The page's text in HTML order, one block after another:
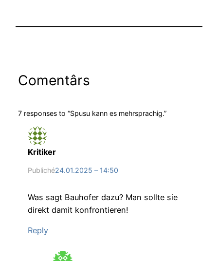
Comentârs
7 responses to “Spusu kann es mehrsprachig.”
Kritiker
Publiché24.01.2025 – 14:50
Was sagt Bauhofer dazu? Man sollte sie
direkt damit konfrontieren!
Reply